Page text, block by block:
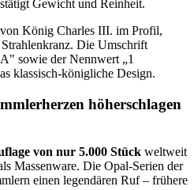
Gewicht und Reinheit.
König Charles III. im Profil,
Die Umschrift
sowie der Nennwert „1
klassisch-königliche Design.
höherschlagen
von nur 5.000 Stück weltweit
Massenware. Die Opal-Serien der
einen legendären Ruf – frühere